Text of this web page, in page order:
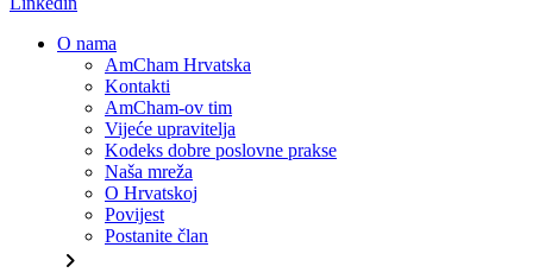
O nama
AmCham Hrvatska
Kontakti
AmCham-ov tim
Vijeće upravitelja
Kodeks dobre poslovne prakse
Naša mreža
O Hrvatskoj
Povijest
Postanite član
chevron_right